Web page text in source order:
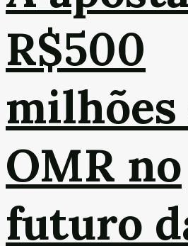
R$500
milhões
OMR no
futuro